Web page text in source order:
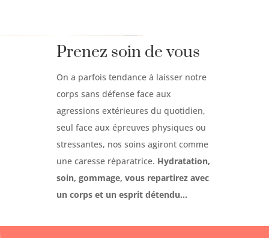
Prenez soin de vous
On a parfois tendance à laisser notre
corps sans défense face aux
agressions extérieures du quotidien,
seul face aux épreuves physiques ou
stressantes, nos soins agiront comme
une caresse réparatrice. Hydratation,
soin, gommage, vous repartirez avec
un corps et un esprit détendu…